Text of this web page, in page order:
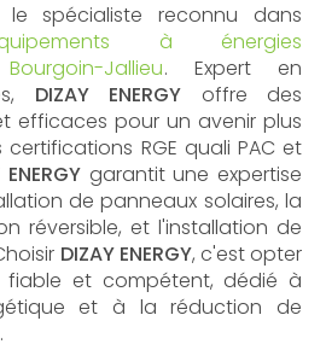
le spécialiste reconnu dans
à énergies
Jallieu. Expert en
DIZAY ENERGY offre des
efficaces pour un avenir plus
RGE quali PAC et
garantit une expertise
de panneaux solaires, la
réversible, et l'installation de
DIZAY ENERGY, c'est opter
fiable et compétent, dédié à
et à la réduction de